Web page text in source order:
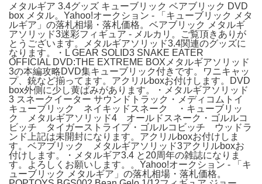
メタルギア 3.4グッズ キューブリック ベアブリック DVD
box メタル。Yahoo!オークション - 「キューブリック メタ
ルギア」の落札相場・落札価格。ベアブリック メタルギ
アソリッド3迷彩フィギュア - メルカリ。ご覧頂きありが
とうございます。メタルギアソリッド3.4関連のグッズに
なります。・L GEAR SOLID3 SNAKE EATER
OFFICIAL DVD:THE EXTREME BOXメタルギアソリッド
3の本編攻略DVD集キューブリック付きです。ワニキャッ
プ、銃など揃ってます。アクリルboxお付けします。DVD
box外側に少し黄ばみがあります。・メタルギアソリッド
3 スネークイーター サウンドトラック・メディコムトイ
キューブリック ネイキッドスネーク ・キューブリッ
ク メタルギアソリッド4 オールドスネーク・ゴルルコ
ビッチ タイガーストライプ・ゴルルコビッチ ウッドラ
ンド上記は未開封になります。アクリルboxお付けしま
す。ベアブリック メタルギアソリッド3アクリルboxお
付けします。・メタルギア3.4 と20周年の雑誌になりま
す。よろしくお願いします。。Yahoo!オークション - 「キ
ューブリック メタルギア」の落札相場・落札価格。